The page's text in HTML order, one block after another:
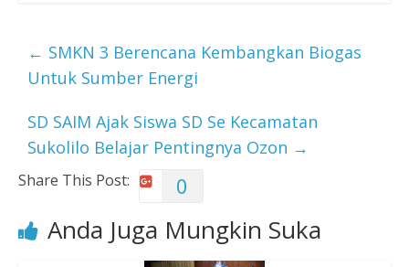
← SMKN 3 Berencana Kembangkan Biogas
Untuk Sumber Energi
SD SAIM Ajak Siswa SD Se Kecamatan
Sukolilo Belajar Pentingnya Ozon →
Share This Post: 0
Anda Juga Mungkin Suka